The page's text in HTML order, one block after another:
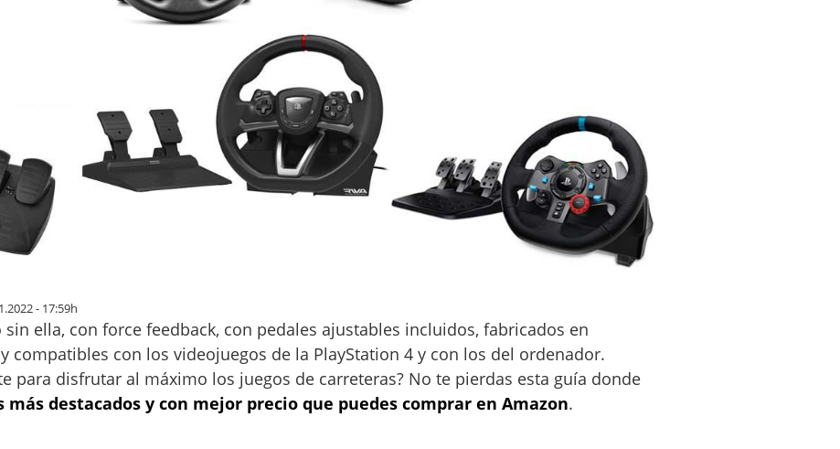
- 17:59h
ella, con force feedback, con pedales ajustables incluidos, fabricados en
compatibles con los videojuegos de la PlayStation 4 y con los del ordenador.
para disfrutar al máximo los juegos de carreteras? No te pierdas esta guía donde
más destacados y con mejor precio que puedes comprar en Amazon.